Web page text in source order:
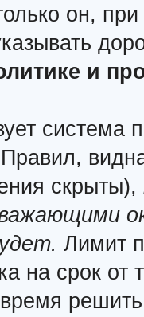
он,
и
система
скрыты),
Лимит
на срок от